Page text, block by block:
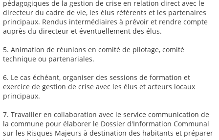
pédagogiques de la gestion de crise en relation direct avec le
directeur du cadre de vie, les élus référents et les partenaires
principaux. Rendus intermédiaires à prévoir et rendre compte
auprès du directeur et éventuellement des élus.
5. Animation de réunions en comité de pilotage, comité
technique ou partenariales.
6. Le cas échéant, organiser des sessions de formation et
exercice de gestion de crise avec les élus et acteurs locaux
principaux.
7. Travailler en collaboration avec le service communication de
la commune pour élaborer le Dossier d'Information Communal
sur les Risques Majeurs à destination des habitants et préparer